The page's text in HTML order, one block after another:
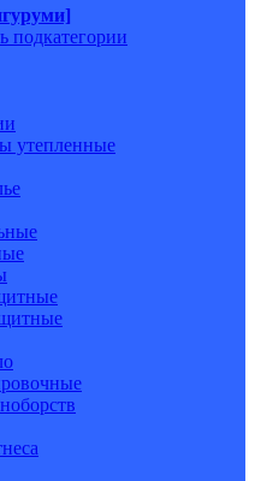
подкатегории
утепленные